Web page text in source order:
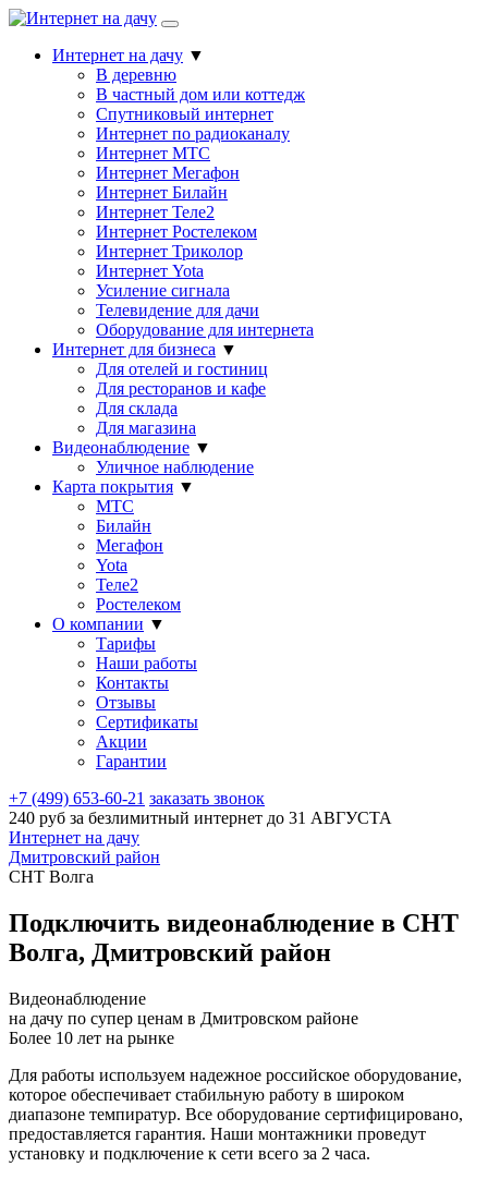
Интернет на дачу ▼
В деревню
В частный дом или коттедж
Спутниковый интернет
Интернет по радиоканалу
Интернет МТС
Интернет Мегафон
Интернет Билайн
Интернет Теле2
Интернет Ростелеком
Интернет Триколор
Интернет Yota
Усиление сигнала
Телевидение для дачи
Оборудование для интернета
Интернет для бизнеса ▼
Для отелей и гостиниц
Для ресторанов и кафе
Для склада
Для магазина
Видеонаблюдение ▼
Уличное наблюдение
Карта покрытия ▼
МТС
Билайн
Мегафон
Yota
Теле2
Ростелеком
О компании ▼
Тарифы
Наши работы
Контакты
Отзывы
Сертификаты
Акции
Гарантии
+7 (499) 653-60-21 заказать звонок
240 руб за безлимитный интернет до 31 АВГУСТА
Интернет на дачу
Дмитровский район
СНТ Волга
Подключить видеонаблюдение в СНТ
Волга, Дмитровский район
Видеонаблюдение
на дачу по супер ценам в Дмитровском районе
Более 10 лет на рынке
Для работы используем надежное российское оборудование,
которое обеспечивает стабильную работу в широком
диапазоне темпиратур. Все оборудование сертифицировано,
предоставляется гарантия. Наши монтажники проведут
установку и подключение к сети всего за 2 часа.